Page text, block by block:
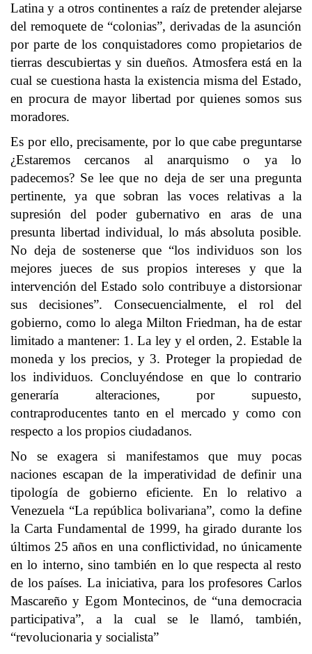
Latina y a otros continentes a raíz de pretender alejarse
del remoquete de “colonias”, derivadas de la asunción
por parte de los conquistadores como propietarios de
tierras descubiertas y sin dueños. Atmosfera está en la
cual se cuestiona hasta la existencia misma del Estado,
en procura de mayor libertad por quienes somos sus
moradores.
Es por ello, precisamente, por lo que cabe preguntarse
¿Estaremos cercanos al anarquismo o ya lo
padecemos? Se lee que no deja de ser una pregunta
pertinente, ya que sobran las voces relativas a la
supresión del poder gubernativo en aras de una
presunta libertad individual, lo más absoluta posible.
No deja de sostenerse que “los individuos son los
mejores jueces de sus propios intereses y que la
intervención del Estado solo contribuye a distorsionar
sus decisiones”. Consecuencialmente, el rol del
gobierno, como lo alega Milton Friedman, ha de estar
limitado a mantener: 1. La ley y el orden, 2. Estable la
moneda y los precios, y 3. Proteger la propiedad de
los individuos. Concluyéndose en que lo contrario
generaría alteraciones, por supuesto,
contraproducentes tanto en el mercado y como con
respecto a los propios ciudadanos.
No se exagera si manifestamos que muy pocas
naciones escapan de la imperatividad de definir una
tipología de gobierno eficiente. En lo relativo a
Venezuela “La república bolivariana”, como la define
la Carta Fundamental de 1999, ha girado durante los
últimos 25 años en una conflictividad, no únicamente
en lo interno, sino también en lo que respecta al resto
de los países. La iniciativa, para los profesores Carlos
Mascareño y Egom Montecinos, de “una democracia
participativa”, a la cual se le llamó, también,
“revolucionaria y socialista”